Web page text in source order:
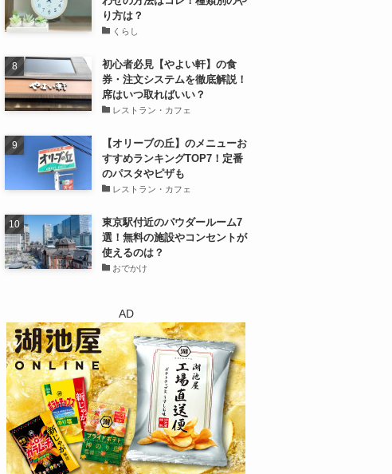
り方は？
くらし
初心者必見【やよい軒】の食
券・注文システムを徹底解説！
席はいつ取ればいい？
レストラン・カフェ
【オリーブの丘】のメニューお
すすめランキングTOP7！定番
のパスタやピザも
レストラン・カフェ
東京駅付近のパウダールーム7
選！無料の施設やコンセントが
使えるのは？
おでかけ
AD